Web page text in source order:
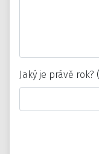
Jaký je právě